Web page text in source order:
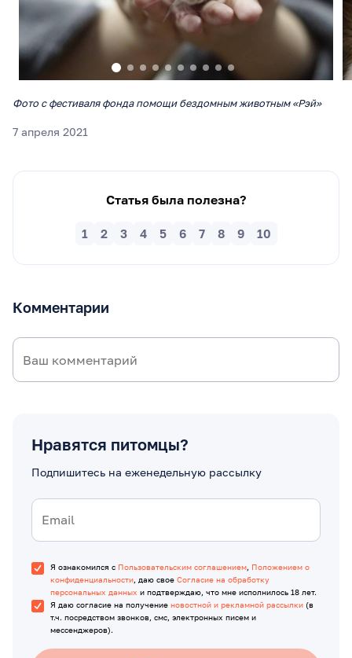
Фото с фестиваля фонда помощи бездомным животным «Рэй»
7 апреля 2021
Статья была полезна?
10
9
8
7
6
5
4
3
2
1
Комментарии
Нравятся питомцы?
Подпишитесь на еженедельную рассылку
Я ознакомился с Пользовательским соглашением, Положением о
конфиденциальности, даю свое Согласие на обработку
персональных данных и подтверждаю, что мне исполнилось 18 лет.
Я даю согласие на получение новостной и рекламной рассылки (в
т.ч. посредством звонков, смс, электронных писем и
мессенджеров).